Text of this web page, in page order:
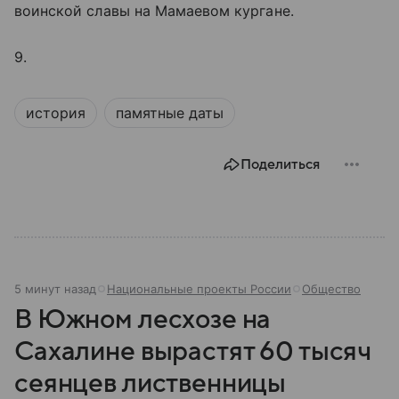
воинской славы на Мамаевом кургане.
9.
история памятные даты
Поделиться
5 минут назад Национальные проекты России Общество
В Южном лесхозе на
Сахалине вырастят 60 тысяч
сеянцев лиственницы